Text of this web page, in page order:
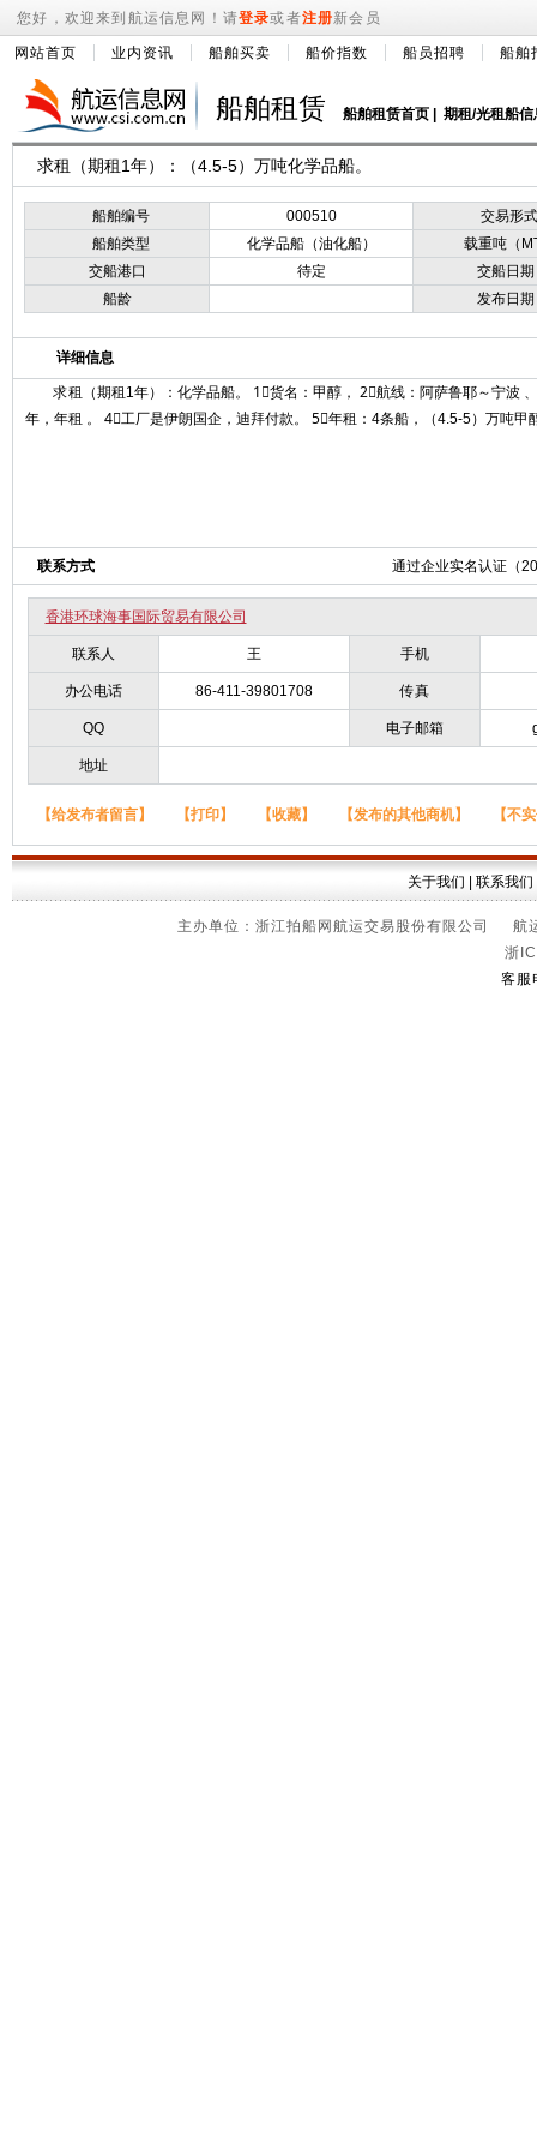
您好，欢迎来到航运信息网！请登录或者注册新会员
网站首页 业内资讯 船舶买卖 船价指数 船员招聘 船舶
船舶租赁 船舶租赁首页 期租/光租船信
求租（期租1年）：（4.5-5）万吨化学品船。
船舶编号 000510
交易形式
船舶类型
化学品船（油化船）
载重吨（
交船港口
待定
交船日期
船龄
发布日期
详细信息
求租（期租1年）：化学品船。 1⃣货名：甲醇， 2⃣航线：阿萨鲁耶～宁波
年，年租 。 4⃣工厂是伊朗国企，迪拜付款。 5⃣年租：4条船，（4.5-5）万吨甲
联系方式 通过企业实名认证（
香港环球海事国际贸易有限公司
联系人 王 手机
办公电话 86-411-39801708 传真
QQ 电子邮箱
地址
【给发布者留言】 【打印】 【收藏】 【发布的其他商机】 【不
关于我们 联系我们
主办单位：浙江拍船网航运交易股份有限公司
浙
客服